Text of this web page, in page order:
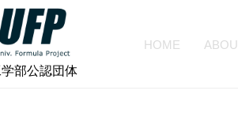
部公認団体
HOME